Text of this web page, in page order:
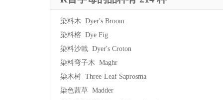
染料木 Dyer's Broom
染料榕 Dye Fig
染料沙戟 Dyer's Croton
染料弯子木 Maghr
染木树 Three-Leaf Saprosma
染色茜草 Madder